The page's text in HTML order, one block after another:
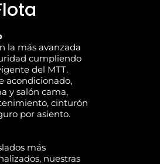
la más avanzada
cumpliendo
del MTT.
acondicionado,
y salón cama,
cinturón
por asiento.
más
nuestras